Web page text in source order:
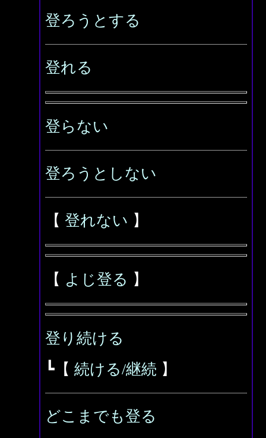
登ろうとする
登れる
登らない
登ろうとしない
【 登れない 】
【 よじ登る 】
登り続ける
┗【 続ける/継続 】
どこまでも登る